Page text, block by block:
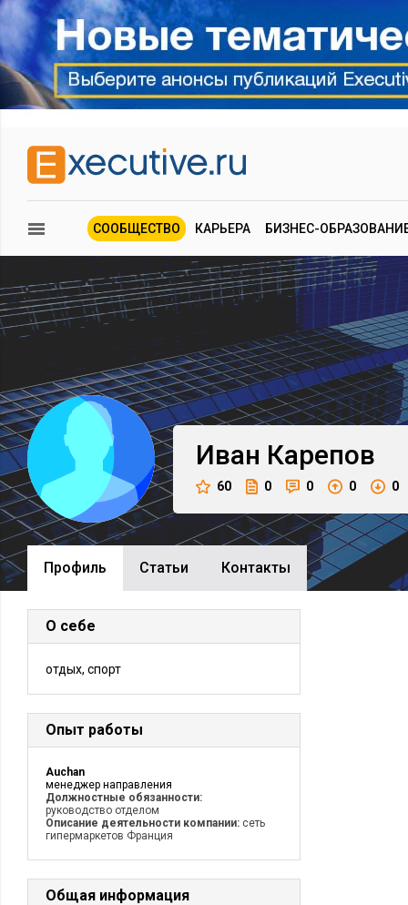
СООБЩЕСТВО КАРЬЕРА БИЗНЕС-
Иван Карепов
60 0 0 0 0
Профиль Cтатьи Контакты
О себе
отдых, спорт
Опыт работы
Auchan
менеджер направления
Должностные обязанности:
руководство отделом
Описание деятельности компании: сеть
гипермаркетов Франция
Общая информация